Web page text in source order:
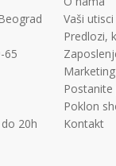
65
20h
Vaši utisci
Predlozi,
Marketing
Poklon
Kontakt